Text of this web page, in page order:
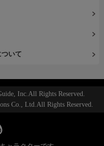
いて
Inc.All Rights Reserved.
Co., Ltd.All Rights Reserved.